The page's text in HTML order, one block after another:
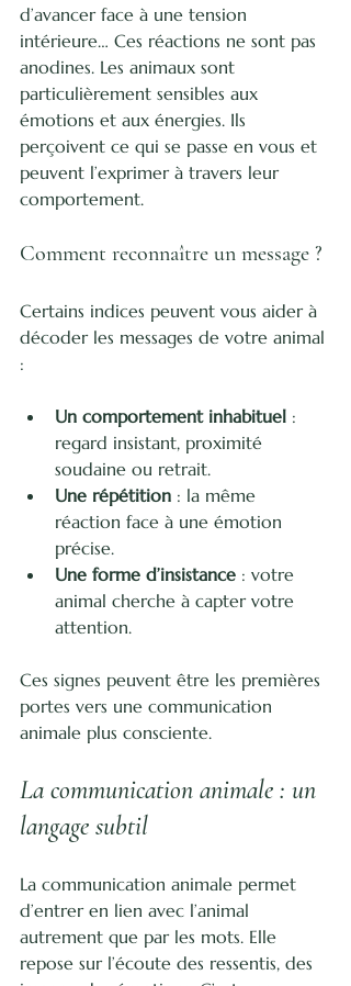
d’avancer face à une tension
intérieure… Ces réactions ne sont pas
anodines. Les animaux sont
particulièrement sensibles aux
émotions et aux énergies. Ils
perçoivent ce qui se passe en vous et
peuvent l’exprimer à travers leur
comportement.
Comment reconnaître un message ?
Certains indices peuvent vous aider à
décoder les messages de votre animal
:
Un comportement inhabituel :
regard insistant, proximité
soudaine ou retrait.
Une répétition : la même
réaction face à une émotion
précise.
Une forme d’insistance : votre
animal cherche à capter votre
attention.
Ces signes peuvent être les premières
portes vers une communication
animale plus consciente.
La communication animale : un
langage subtil
La communication animale permet
d’entrer en lien avec l’animal
autrement que par les mots. Elle
repose sur l’écoute des ressentis, des